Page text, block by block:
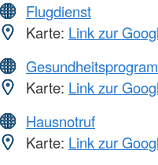
Flugdienst
Karte: Link zur
Karte: Link zur
Hausnotruf
Karte: Link zur